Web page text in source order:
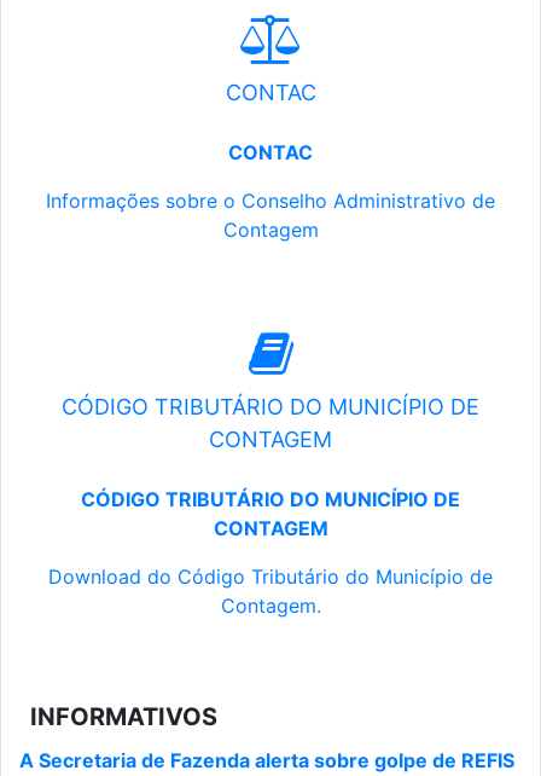
CONTAC
CONTAC
Informações sobre o Conselho Administrativo de
Contagem
CÓDIGO TRIBUTÁRIO DO MUNICÍPIO DE
CONTAGEM
CÓDIGO TRIBUTÁRIO DO MUNICÍPIO DE
CONTAGEM
Download do Código Tributário do Município de
Contagem.
INFORMATIVOS
A Secretaria de Fazenda alerta sobre golpe de REFIS